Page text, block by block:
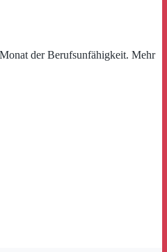
der Berufsunfähigkeit. Mehr